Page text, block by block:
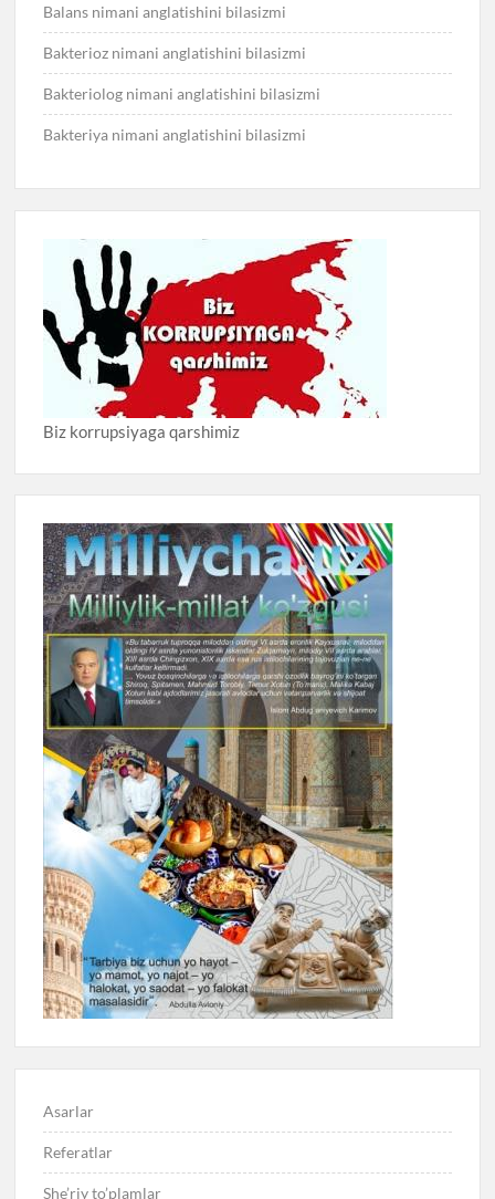
Balans nimani anglatishini bilasizmi
Bakterioz nimani anglatishini bilasizmi
Bakteriolog nimani anglatishini bilasizmi
Bakteriya nimani anglatishini bilasizmi
Biz korrupsiyaga qarshimiz
Asarlar
Referatlar
She’riy to’plamlar